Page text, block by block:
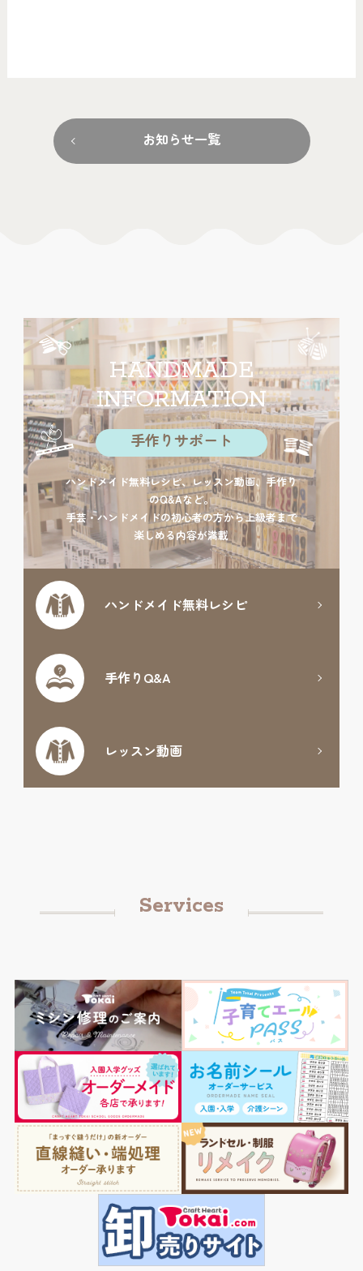
お知らせ一覧
HANDMADE
INFORMATION
手作りサポート
ハンドメイド無料レシピ、レッスン動画、手作り
のQ&Aなど。
手芸・ハンドメイドの初心者の方から上級者まで
楽しめる内容が満載
ハンドメイド無料レシピ
手作りQ&A
レッスン動画
Services